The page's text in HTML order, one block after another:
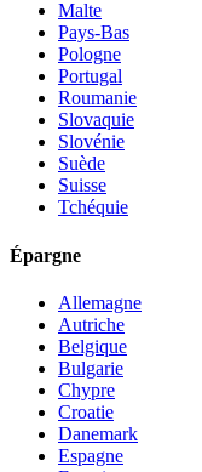
Malte
Pays-Bas
Pologne
Portugal
Roumanie
Slovaquie
Slovénie
Suède
Suisse
Tchéquie
Épargne
Allemagne
Autriche
Belgique
Bulgarie
Chypre
Croatie
Danemark
Espagne